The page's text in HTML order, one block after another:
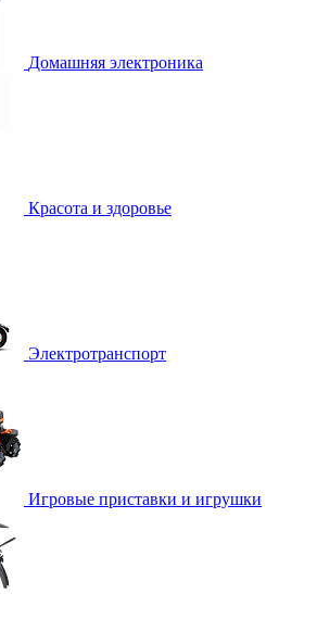
Домашняя электроника
Красота и здоровье
Электротранспорт
Игровые приставки и игрушки